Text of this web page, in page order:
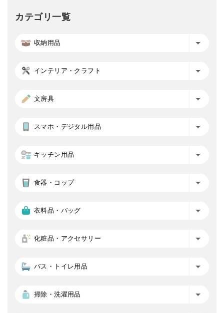
カテゴリ一覧
収納用品
インテリア・クラフト
文房具
スマホ・デジタル用品
キッチン用品
食器・コップ
衣料品・バッグ
化粧品・アクセサリー
バス・トイレ用品
掃除・洗濯用品